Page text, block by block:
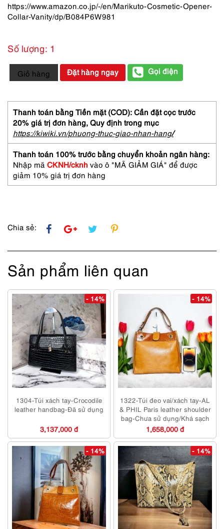
https://www.amazon.co.jp/-/en/Marikuto-Cosmetic-Opener-
Collar-Vanity/dp/B084P6W981
Số lượng: 1
3818-
Túi
tay-
MARY
QUANT
cosmetic
nylon
handbag
số
lượng
Giỏ hàng Đặt hàng ngay Gọi điện
Thanh toán bằng Tiền mặt (COD): Cần đặt cọc trước
20% giá trị đơn hàng, Quy định trong mục
https://kiwiki.vn/phuong-thuc-giao-nhan-hang/
Thanh toán 100% trước bằng chuyển khoản ngân hàng:
Nhập mã CKNH/cknh vào ô "MÃ GIẢM GIÁ" để được
giảm 10% giá trị đơn hàng
Chia sẻ:
Sản phẩm liên quan
- 14%
1304-Túi xách tay-Crocodile
leather handbag-Đã sử dụng
3,137,000 đ
- 14%
1322-Túi đeo vai/xách tay-AL
& PHIL Paris leather shoulder
bag-Chưa sử dụng/Khá sạch
1,658,000 đ
- 14% - 14%